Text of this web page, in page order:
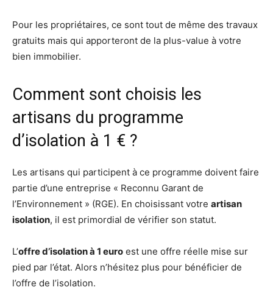
Pour les propriétaires, ce sont tout de même des travaux
gratuits mais qui apporteront de la plus-value à votre
bien immobilier.
Comment sont choisis les
artisans du programme
d’isolation à 1 € ?
Les artisans qui participent à ce programme doivent faire
partie d’une entreprise « Reconnu Garant de
l’Environnement » (RGE). En choisissant votre artisan
isolation, il est primordial de vérifier son statut.
L’offre d’isolation à 1 euro est une offre réelle mise sur
pied par l’état. Alors n’hésitez plus pour bénéficier de
l’offre de l’isolation.